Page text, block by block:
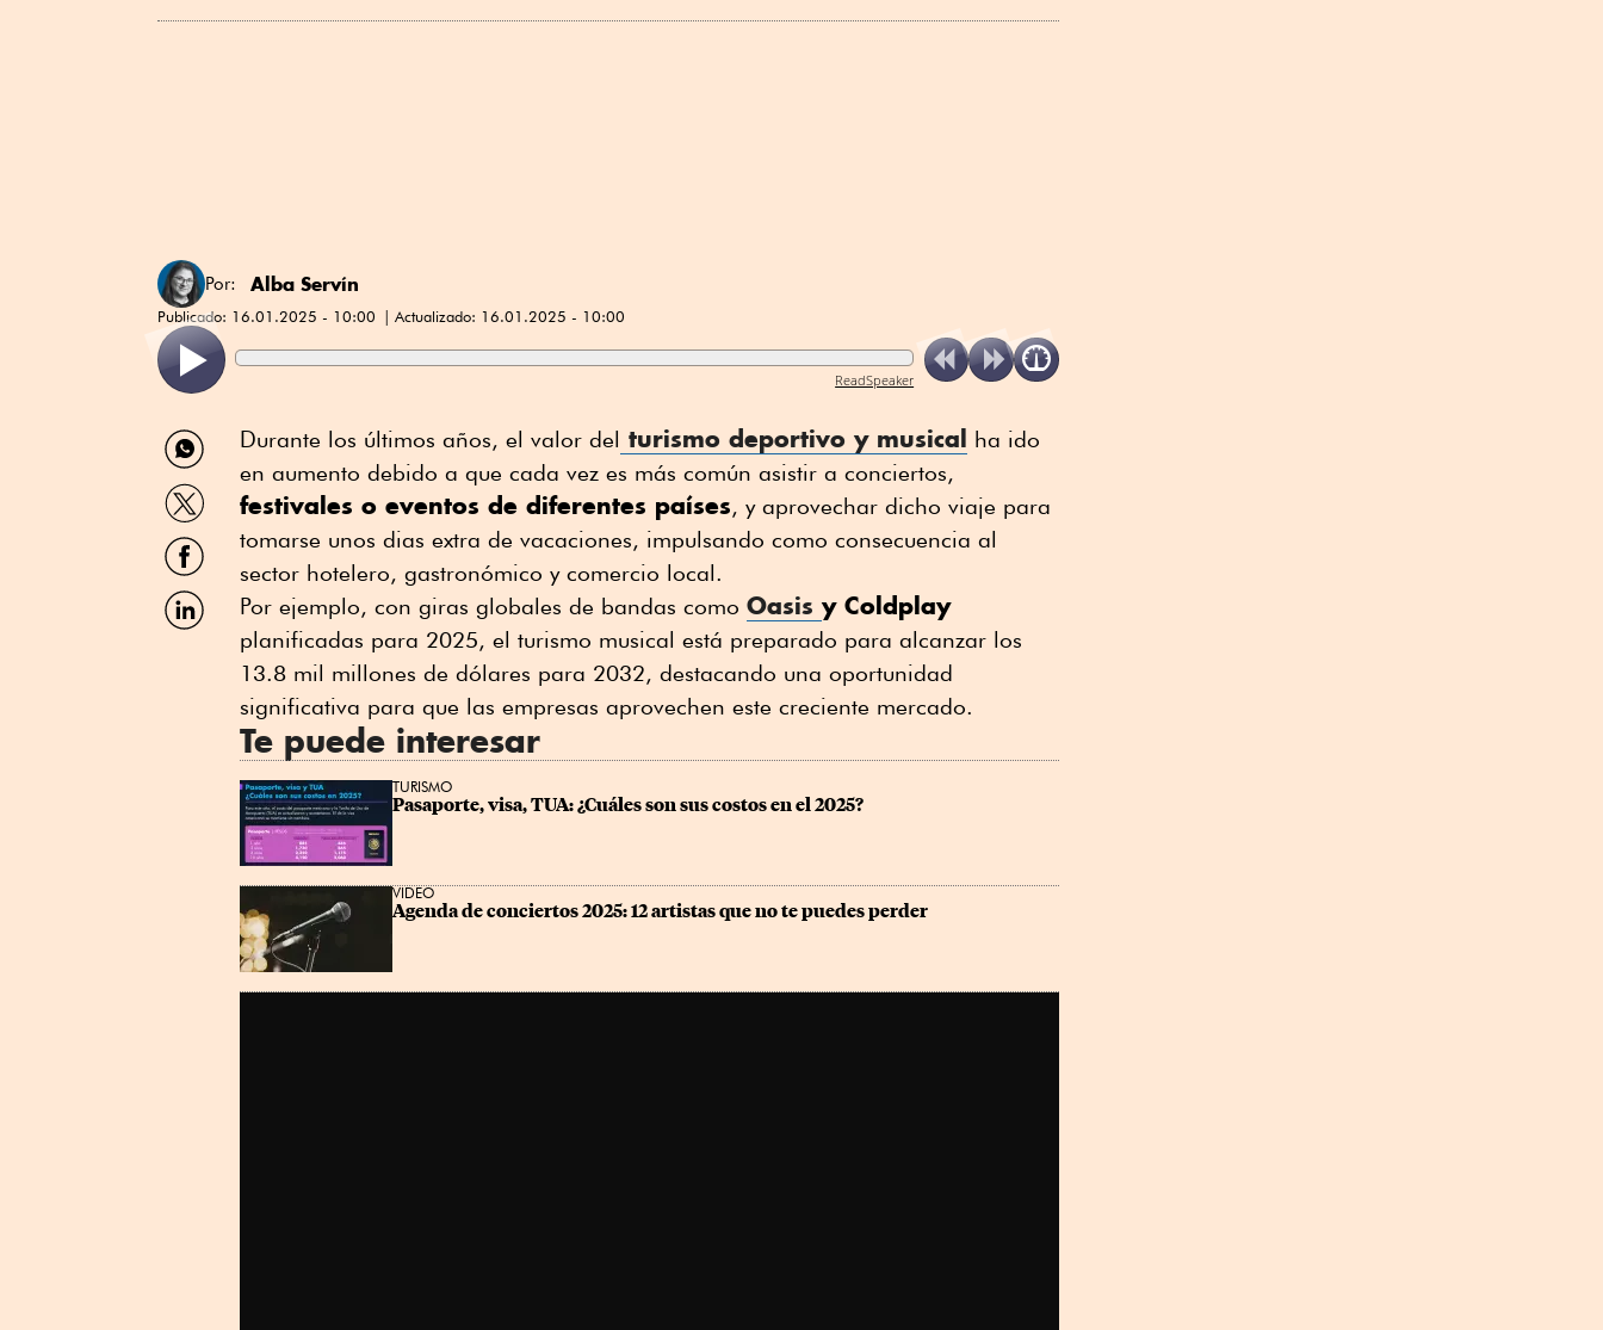
Por: Alba Servín
Publicado: 16.01.2025 - 10:00 Actualizado: 16.01.2025 - 10:00
ReadSpeaker
Compartir
por
WhatsApp
Compartir
por
Twitter
Compartir
por
Facebook
Compartir
por
Durante los últimos años, el valor del turismo deportivo y musical ha ido
en aumento debido a que cada vez es más común asistir a conciertos,
festivales o eventos de diferentes países, y aprovechar dicho viaje para
tomarse unos dias extra de vacaciones, impulsando como consecuencia al
sector hotelero, gastronómico y comercio local.
Por ejemplo, con giras globales de bandas como Oasis y Coldplay
planificadas para 2025, el turismo musical está preparado para alcanzar los
13.8 mil millones de dólares para 2032, destacando una oportunidad
significativa para que las empresas aprovechen este creciente mercado.
Te puede interesar
TURISMO
Pasaporte, visa, TUA: ¿Cuáles son sus costos en el 2025?
VIDEO
Agenda de conciertos 2025: 12 artistas que no te puedes perder